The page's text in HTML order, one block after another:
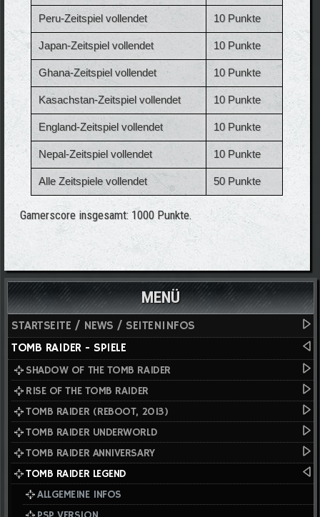
Peru-Zeitspiel vollendet 10 Punkte
Japan-Zeitspiel vollendet 10 Punkte
Ghana-Zeitspiel vollendet 10 Punkte
Kasachstan-Zeitspiel vollendet 10 Punkte
England-Zeitspiel vollendet 10 Punkte
Nepal-Zeitspiel vollendet 10 Punkte
Alle Zeitspiele vollendet 50 Punkte
Gamerscore insgesamt: 1000 Punkte.
MENÜ
STARTSEITE / NEWS / SEITENINFOS
TOMB RAIDER - SPIELE
SHADOW OF THE TOMB RAIDER
RISE OF THE TOMB RAIDER
TOMB RAIDER (REBOOT, 2013)
TOMB RAIDER UNDERWORLD
TOMB RAIDER ANNIVERSARY
TOMB RAIDER LEGEND
ALLGEMEINE INFOS